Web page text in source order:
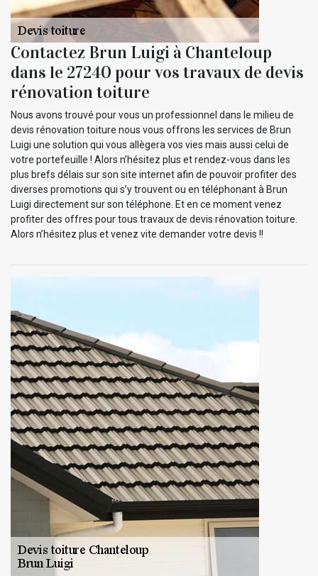
Contactez Brun Luigi à Chanteloup
dans le 27240 pour vos travaux de devis
rénovation toiture
Nous avons trouvé pour vous un professionnel dans le milieu de
devis rénovation toiture nous vous offrons les services de Brun
Luigi une solution qui vous allègera vos vies mais aussi celui de
votre portefeuille ! Alors n’hésitez plus et rendez-vous dans les
plus brefs délais sur son site internet afin de pouvoir profiter des
diverses promotions qui s’y trouvent ou en téléphonant à Brun
Luigi directement sur son téléphone. Et en ce moment venez
profiter des offres pour tous travaux de devis rénovation toiture.
Alors n’hésitez plus et venez vite demander votre devis !!